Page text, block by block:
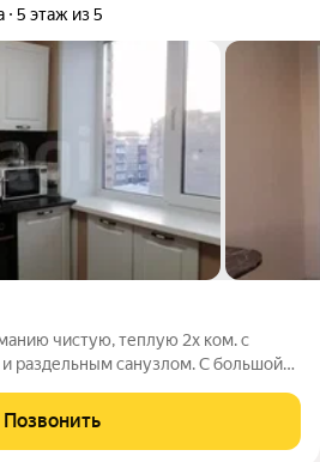
5 этаж из 5
чистую, теплую 2х ком. с
раздельным санузлом. С большой
Двери нового образца. В ванной
Позвонить